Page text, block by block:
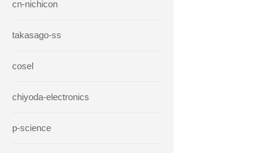
cn-nichicon
takasago-ss
cosel
chiyoda-electronics
p-science